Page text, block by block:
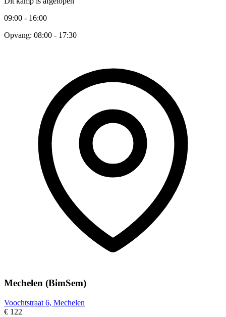
09:00 - 16:00
Opvang: 08:00 - 17:30
Mechelen (BimSem)
Voochtstraat 6, Mechelen
€ 122